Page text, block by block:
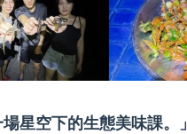
場星空下的生態美味課。」